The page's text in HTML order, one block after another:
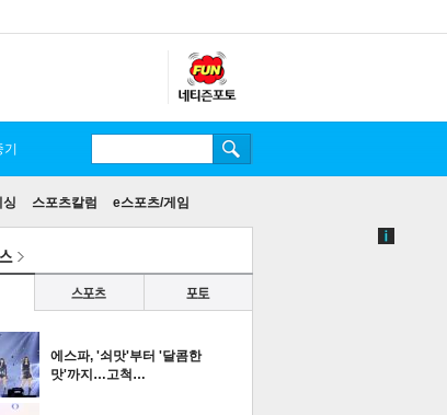
싱 스포츠칼럼 e스포츠/게임
에스파, '쇠맛'부터 '달콤한
맛'까지…고척…